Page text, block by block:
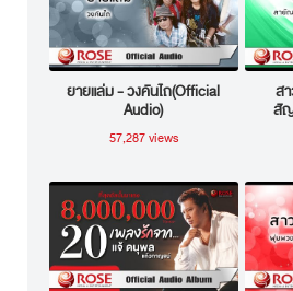
ยายแล่ม - วงคันไถ(Official
Audio)
57,287 views
ส
สั